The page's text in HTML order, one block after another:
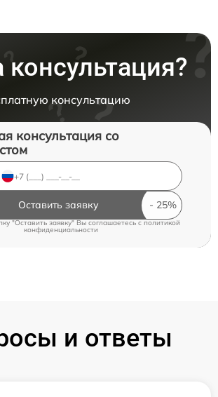
консультацию
консультация со
Оставить заявку
"Оставить заявку" Вы соглашаетесь c политикой
конфиденциальности
и ответы